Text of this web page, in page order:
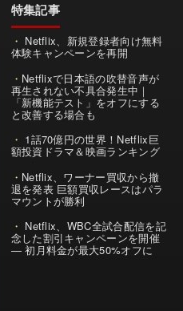
特集記事
Netflix、新規登録者向け無料
体験キャンペーンを再開
Netflixで日本語の吹替音声が
再生されない不具合発生中｜
「新機能テスト」をオフにする
と改善する場合も
1話70億円の世界！Netflix巨
額投資ドラマ＆映画ランキング
Netflix、ワーナー買収から撤
退を発表 巨額買収レースはパラ
マウントが勝利
Netflix、WBC全試合配信を記
念した割引キャンペーンを開催
— 初月料金が最大50%オフに